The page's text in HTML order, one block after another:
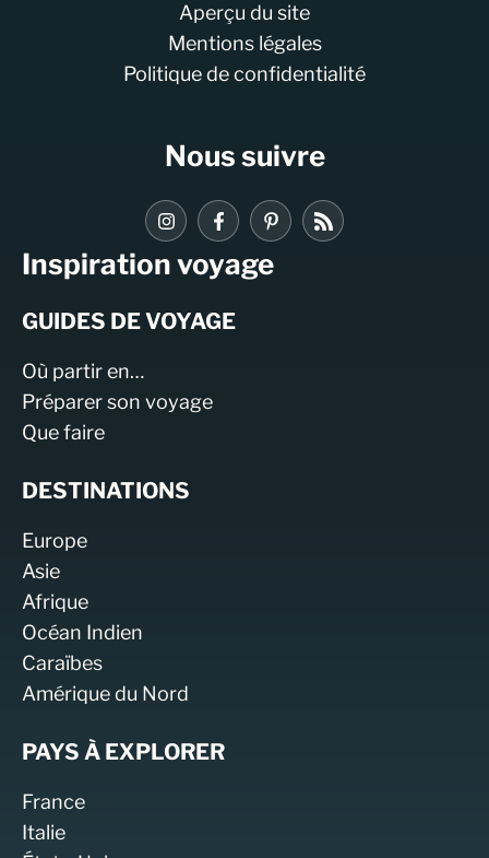
Aperçu du site
Mentions légales
Politique de confidentialité
Nous suivre
Inspiration voyage
GUIDES DE VOYAGE
Où partir en…
Préparer son voyage
Que faire
DESTINATIONS
Europe
Asie
Afrique
Océan Indien
Caraïbes
Amérique du Nord
PAYS À EXPLORER
France
Italie